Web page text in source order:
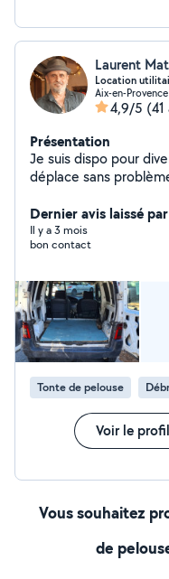
Laurent
Location
Aix-en-
4,9/5 (41
Présentation
Je suis dispo pour
déplace sans
Dernier avis laissé
Il y a 3 mois
bon contact
Tonte de pelouse
Voir le profil
Vous souhaitez
de